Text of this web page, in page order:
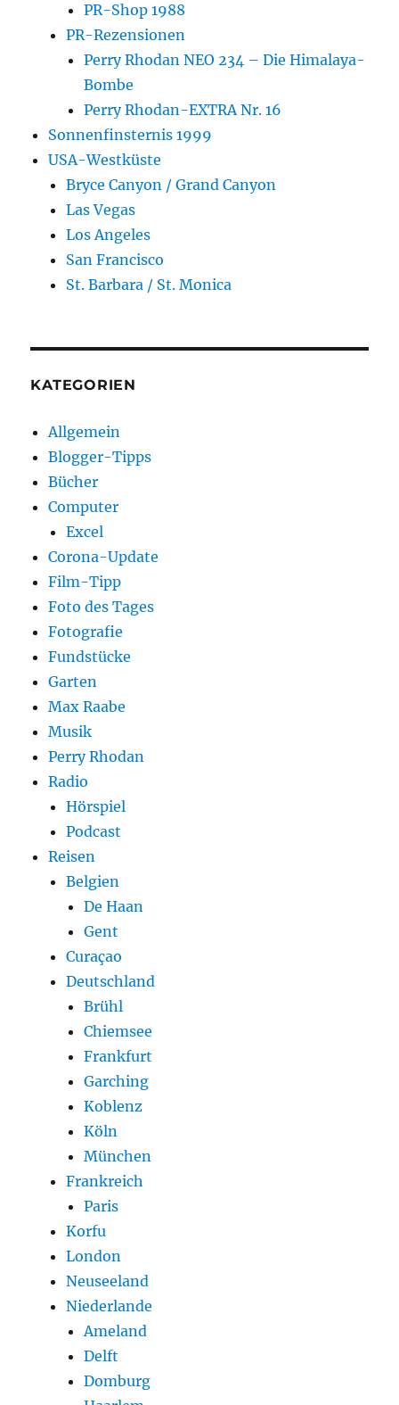
PR-Shop 1988
PR-Rezensionen
Perry Rhodan NEO 234 – Die Himalaya-
Bombe
Perry Rhodan-EXTRA Nr. 16
Sonnenfinsternis 1999
USA-Westküste
Bryce Canyon / Grand Canyon
Las Vegas
Los Angeles
San Francisco
St. Barbara / St. Monica
KATEGORIEN
Allgemein
Blogger-Tipps
Bücher
Computer
Excel
Corona-Update
Film-Tipp
Foto des Tages
Fotografie
Fundstücke
Garten
Max Raabe
Musik
Perry Rhodan
Radio
Hörspiel
Podcast
Reisen
Belgien
De Haan
Gent
Curaçao
Deutschland
Brühl
Chiemsee
Frankfurt
Garching
Koblenz
Köln
München
Frankreich
Paris
Korfu
London
Neuseeland
Niederlande
Ameland
Delft
Domburg